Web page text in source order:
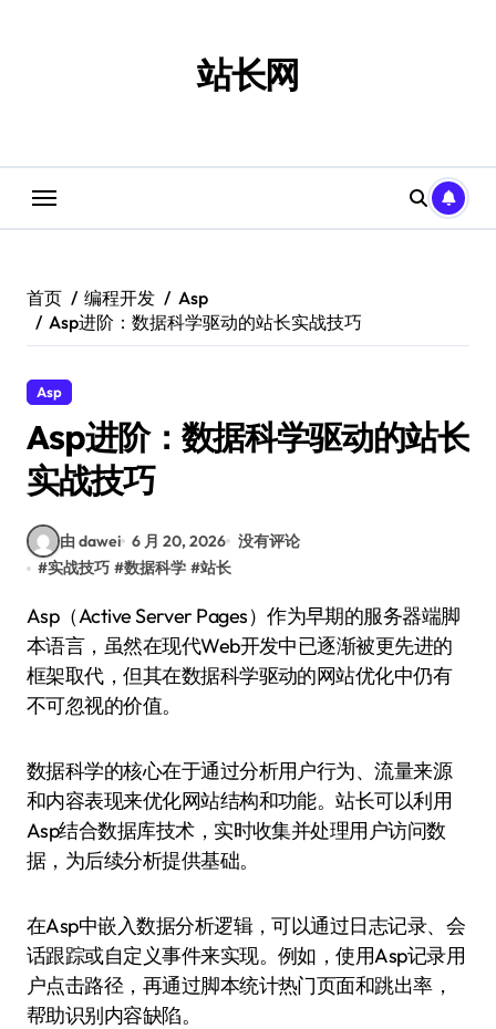
站长网
首页 编程开发
Asp
Asp进阶：数据科学驱动的站长实战技巧
Asp
Asp进阶：数据科学驱动的站长
实战技巧
由 dawei 6 月 20, 2026 没有评论
#实战技巧 #数据科学 #站长
Asp（Active Server Pages）作为早期的服务器端脚
本语言，虽然在现代Web开发中已逐渐被更先进的
框架取代，但其在数据科学驱动的网站优化中仍有
不可忽视的价值。
数据科学的核心在于通过分析用户行为、流量来源
和内容表现来优化网站结构和功能。站长可以利用
Asp结合数据库技术，实时收集并处理用户访问数
据，为后续分析提供基础。
在Asp中嵌入数据分析逻辑，可以通过日志记录、会
话跟踪或自定义事件来实现。例如，使用Asp记录用
户点击路径，再通过脚本统计热门页面和跳出率，
帮助识别内容缺陷。